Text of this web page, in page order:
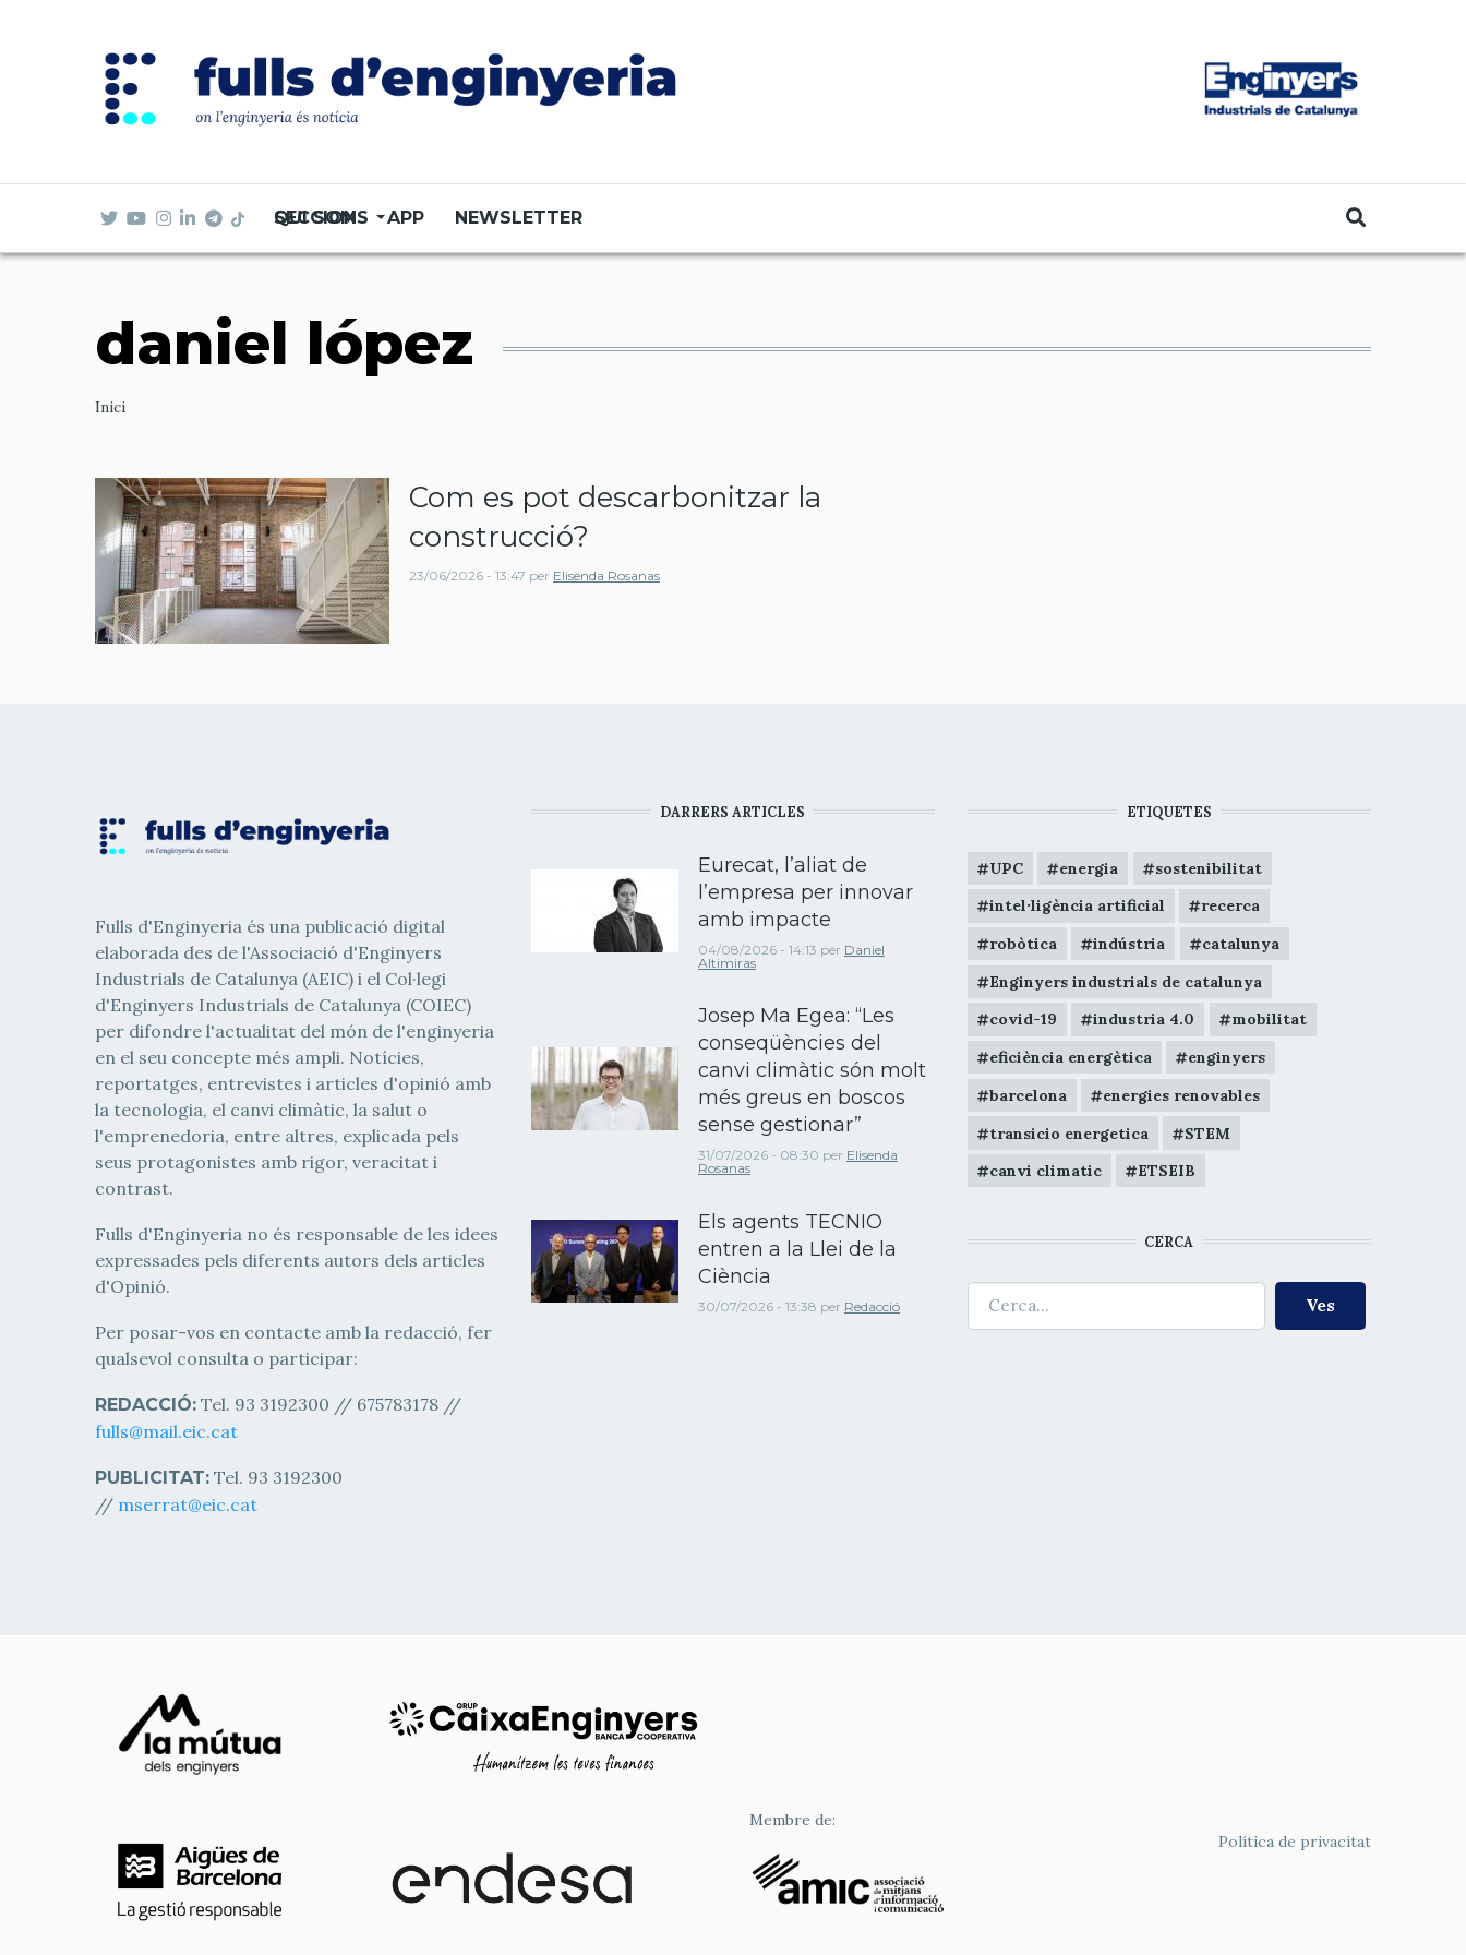
SECCIONS
QUI SOM APP NEWSLETTER
daniel lópez
Ruta
de
navegació
Inici
Com es pot descarbonitzar la
construcció?
23/06/2026 - 13:47 per Elisenda Rosanas
Fulls d'Enginyeria és una publicació digital
elaborada des de l'Associació d'Enginyers
Industrials de Catalunya (AEIC) i el Col·legi
d'Enginyers Industrials de Catalunya (COIEC)
per difondre l'actualitat del món de l'enginyeria
en el seu concepte més ampli. Notícies,
reportatges, entrevistes i articles d'opinió amb
la tecnologia, el canvi climàtic, la salut o
l'emprenedoria, entre altres, explicada pels
seus protagonistes amb rigor, veracitat i
contrast.
Fulls d'Enginyeria no és responsable de les idees
expressades pels diferents autors dels articles
d'Opinió.
Per posar-vos en contacte amb la redacció, fer
qualsevol consulta o participar:
REDACCIÓ: Tel. 93 3192300 // 675783178 //
fulls@mail.eic.cat
PUBLICITAT: Tel. 93 3192300
// mserrat@eic.cat
DARRERS ARTICLES
Eurecat, l’aliat de
l’empresa per innovar
amb impacte
04/08/2026 - 14:13 per Daniel
Altimiras
Josep Ma Egea: “Les
conseqüències del
canvi climàtic són molt
més greus en boscos
sense gestionar”
31/07/2026 - 08:30 per Elisenda
Rosanas
Els agents TECNIO
entren a la Llei de la
Ciència
30/07/2026 - 13:38 per Redacció
ETIQUETES
UPC energia
sostenibilitat
intel·ligència artificial
recerca
robòtica
indústria
catalunya
Enginyers industrials de catalunya
covid-19
industria 4.0
mobilitat
eficiència energètica
enginyers
barcelona
energies renovables
transicio energetica
STEM
canvi climatic
ETSEIB
CERCA
Membre de:
FOOTER
Política de privacitat